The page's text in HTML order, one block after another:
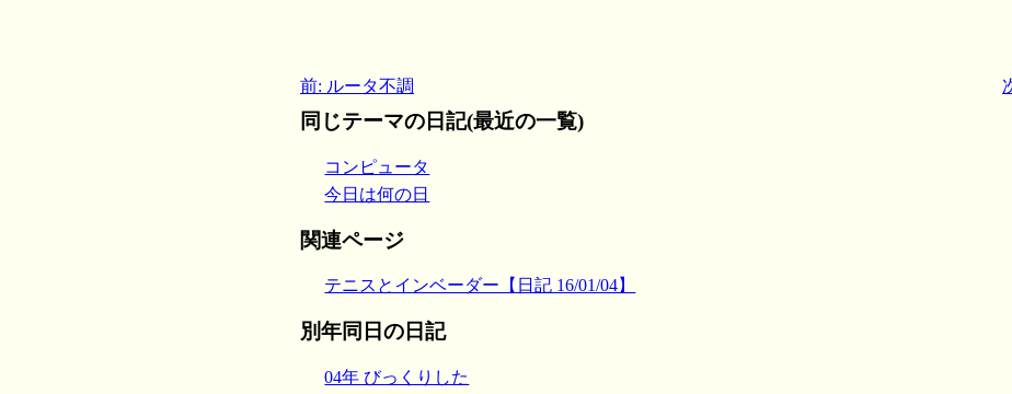
前: ルータ不調
同じテーマの日記(最近の一覧)
コンピュータ
今日は何の日
関連ページ
テニスとインベーダー【日記 16/01/04】
別年同日の日記
04年 びっくりした